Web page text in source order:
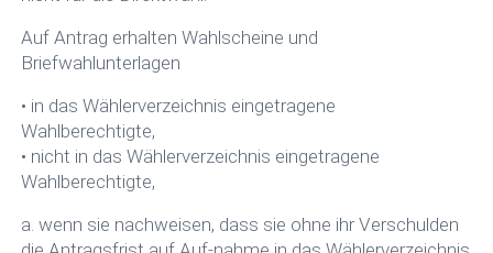
Auf Antrag erhalten Wahlscheine und
Briefwahlunterlagen
• in das Wählerverzeichnis eingetragene
Wahlberechtigte,
• nicht in das Wählerverzeichnis eingetragene
Wahlberechtigte,
a. wenn sie nachweisen, dass sie ohne ihr Verschulden